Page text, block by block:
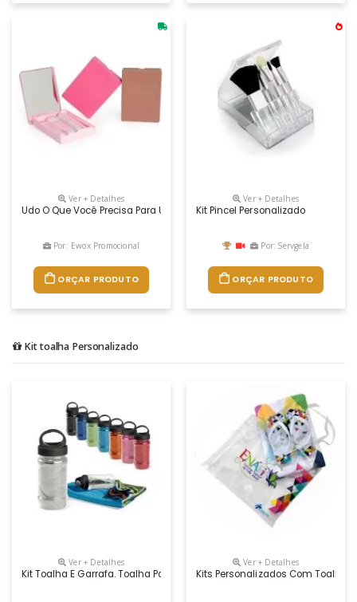
Ver + Detalhes
Udo O Que Você Precisa Para Uma Maquiagem Perfeita! Com Estojo
Por: Ewox Promocional
ORÇAR PRODUTO
Ver + Detalhes
Kit Pincel Personalizado
Por: Servgela
ORÇAR PRODUTO
Kit toalha Personalizado
Ver + Detalhes
Kit Toalha E Garrafa. Toalha Para Esporte Em Poliamida E Poliéster.
Ver + Detalhes
Kits Personalizados Com Toalha